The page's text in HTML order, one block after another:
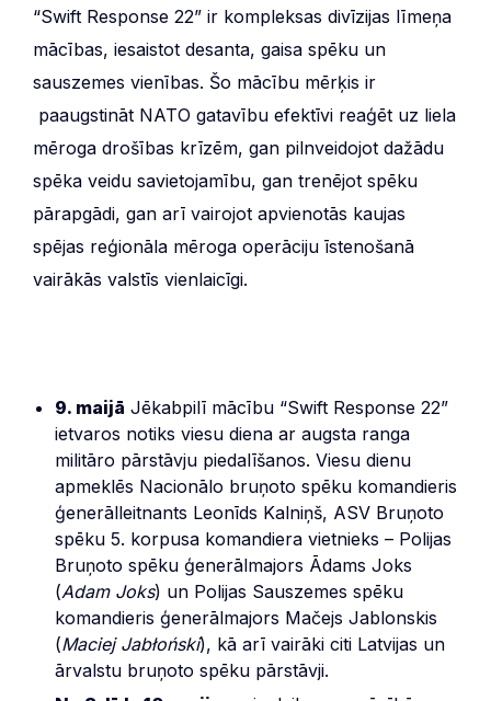
“Swift Response 22” ir kompleksas divīzijas līmeņa
mācības, iesaistot desanta, gaisa spēku un
sauszemes vienības. Šo mācību mērķis ir
paaugstināt NATO gatavību efektīvi reaģēt uz liela
mēroga drošības krīzēm, gan pilnveidojot dažādu
spēka veidu savietojamību, gan trenējot spēku
pārapgādi, gan arī vairojot apvienotās kaujas
spējas reģionāla mēroga operāciju īstenošanā
vairākās valstīs vienlaicīgi.
9. maijā Jēkabpilī mācību “Swift Response 22”
ietvaros notiks viesu diena ar augsta ranga
militāro pārstāvju piedalīšanos. Viesu dienu
apmeklēs Nacionālo bruņoto spēku komandieris
ģenerālleitnants Leonīds Kalniņš, ASV Bruņoto
spēku 5. korpusa komandiera vietnieks – Polijas
Bruņoto spēku ģenerālmajors Ādams Joks
(Adam Joks) un Polijas Sauszemes spēku
komandieris ģenerālmajors Mačejs Jablonskis
(Maciej Jabłoński), kā arī vairāki citi Latvijas un
ārvalstu bruņoto spēku pārstāvji.